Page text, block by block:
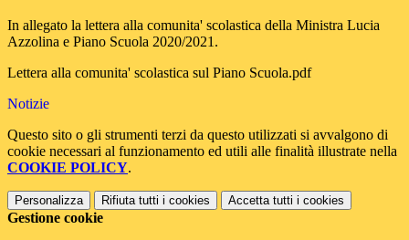
In allegato la lettera alla comunita' scolastica della Ministra Lucia
Azzolina e Piano Scuola 2020/2021.
Lettera alla comunita' scolastica sul Piano Scuola.pdf
Notizie
Questo sito o gli strumenti terzi da questo utilizzati si avvalgono di
cookie necessari al funzionamento ed utili alle finalità illustrate nella
COOKIE POLICY.
Personalizza Rifiuta tutti i cookies Accetta tutti i cookies
Gestione cookie